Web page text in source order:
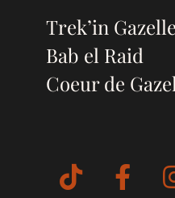
Trek’in
Bab el Raid
Coeur de
Tiktok